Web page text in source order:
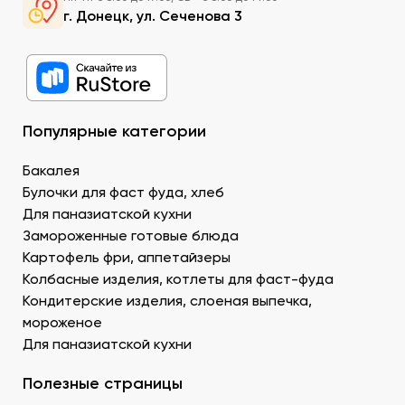
суши в Донецке можно приобрести специальный
рис округлой формы, с нейтральным вкусом и
Рыбу. В составе рыбных продуктов для суши в ДНР
можно заказать копченое филе лосося,
охлажденную семгу. А также окунь унаги,
– вкусный и питательный. Стружка тунца бонито –
Креветку – королевскую, тигровую, дикую. В
Донецке купить продукты для суши –
морепродукты, можно оптом и с доставкой.
Муку темпура. Смесь пшеничной и рисовой муки с
крахмалом для золотистой корочки. Можно
заказать премиальный мучной продукт для суши в
Водоросли. Комбу, нори – качественные продукты
для суши в ДНР с быстрой доставкой.
Икру масаго, тобико. Свежайшие продукты для
Белый и черный кунжут. Придает блюду ореховые
г. Донецк, ул. Сеченова 3
Популярные категории
Бакалея
Булочки для фаст фуда, хлеб
Для паназиатской кухни
Замороженные готовые блюда
Картофель фри, аппетайзеры
Колбасные изделия, котлеты для фаст-фуда
Кондитерские изделия, слоеная выпечка,
мороженое
Для паназиатской кухни
Полезные страницы